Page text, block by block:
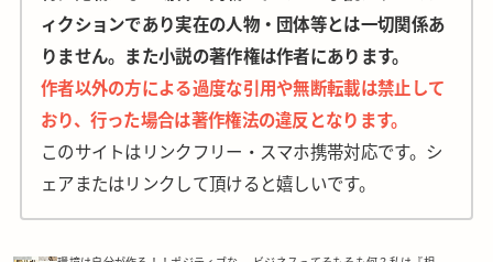
ィクションであり実在の人物・団体等とは一切関係あ
りません。また小説の著作権は作者にあります。
作者以外の方による過度な引用や無断転載は禁止して
おり、行った場合は著作権法の違反となります。
このサイトはリンクフリー・スマホ携帯対応です。シ
ェアまたはリンクして頂けると嬉しいです。